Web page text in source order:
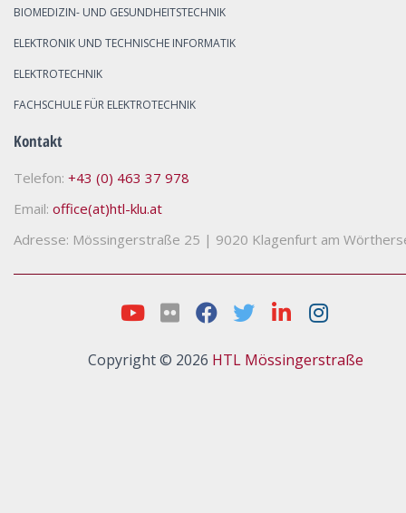
BIOMEDIZIN- UND GESUNDHEITSTECHNIK
ELEKTRONIK UND TECHNISCHE INFORMATIK
ELEKTROTECHNIK
FACHSCHULE FÜR ELEKTROTECHNIK
Kontakt
Telefon: +43 (0) 463 37 978
Email: office(at)htl-klu.at
Adresse: Mössingerstraße 25 | 9020 Klagenfurt am
Copyright © 2026 HTL Mössingerstraße